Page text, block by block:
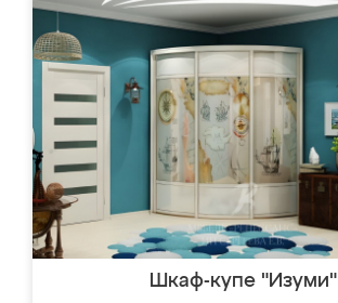
Шкаф-купе "Изуми"